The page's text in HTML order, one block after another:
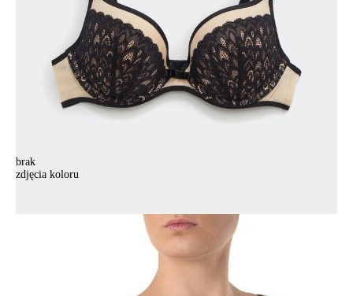
brak
zdjęcia koloru